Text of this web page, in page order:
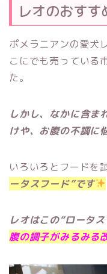
レオのおすす
ポメラニアンの愛犬
こにでも売っている
た。
しかし、 なかに含ま
けや、お腹の不調に
いろいろとフードを
ータスフード”です
レオはこの“ロータ
腹の調子がみるみる